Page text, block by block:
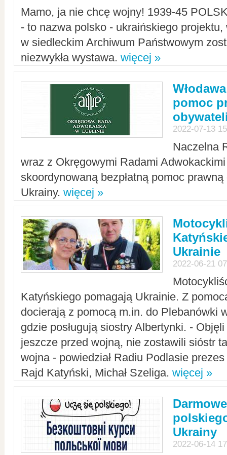
Mamo, ja nie chcę wojny! 1939-45
- to nazwa polsko - ukraińskiego
w siedleckim Archiwum Państwowym
niezwykła wystawa. więcej »
pomoc
2022-07-13
Naczelna
wraz z Okręgowymi Radami Adwokackimi
skoordynowaną bezpłatną pomoc
Ukrainy. więcej »
Ukrainie
2022-06-21
Katyńskiego pomagają Ukrainie. Z
docierają z pomocą m.in. do Plebanówki
gdzie posługują siostry Albertynki. -
jeszcze przed wojną, nie zostawili sióstr
wojna - powiedział Radiu Podlasie
Rajd Katyński, Michał Szeliga. więcej »
Ukrainy
2022-06-14